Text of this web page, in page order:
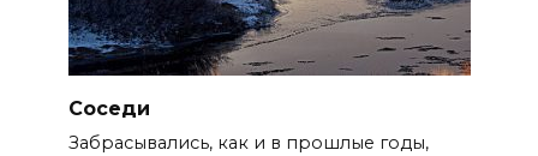
Cоседи
Забрасывались, как и в прошлые годы,